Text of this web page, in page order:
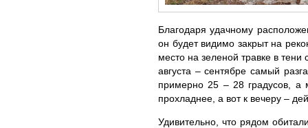
Благодаря удачному
он будет видимо закрыт на
место на зеленой травке в
августа – сентябре самый
примерно 25 – 28 градусов, а
прохладнее, а вот к вечеру –
Удивительно, что рядом